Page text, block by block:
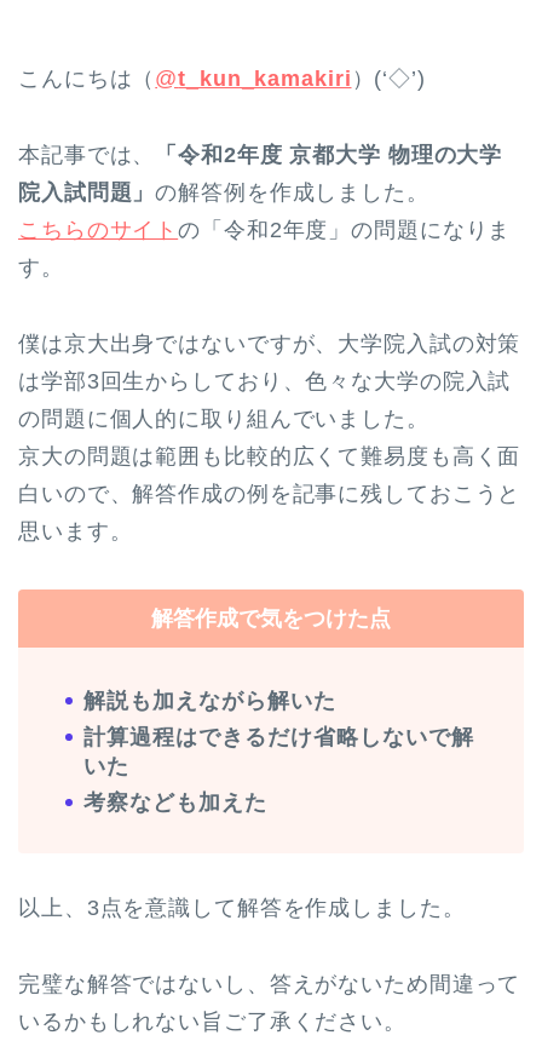
こんにちは（ @t_kun_kamakiri ）(‘◇’)ゞ
本記事では、
「令和2年度 京都大学 物理の大学
院入試問題」の解答例を作成しました。
こちらのサイトの「令和2年度」の問題になりま
す。
僕は京大出身ではないですが、大学院入試の対策
は学部3回生からしており、色々な大学の院入試
の問題に個人的に取り組んでいました。
京大の問題は範囲も比較的広くて難易度も高く面
白いので、解答作成の例を記事に残しておこうと
思います。
解答作成で気をつけた点
解説も加えながら解いた
計算過程はできるだけ省略しないで解
いた
考察なども加えた
以上、3点を意識して解答を作成しました。
完璧な解答ではないし、答えがないため間違って
いるかもしれない旨ご了承ください。